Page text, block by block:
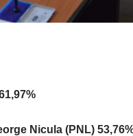
Nicula (PNL)